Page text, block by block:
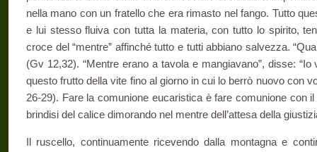
nella mano con un fratello che era rimasto nel fango. Tutto
e lui stesso fluiva con tutta la materia, con tutto lo spirito,
croce del “mentre” affinché tutto e tutti abbiano salvezza.
(Gv 12,32). “Mentre erano a tavola e mangiavano”, disse:
questo frutto della vite fino al giorno in cui lo berrò nuovo con
26-29). Fare la comunione eucaristica è fare comunione con
brindisi del calice dimorando nel mentre dell’attesa della
Il ruscello, continuamente ricevendo dalla montagna e